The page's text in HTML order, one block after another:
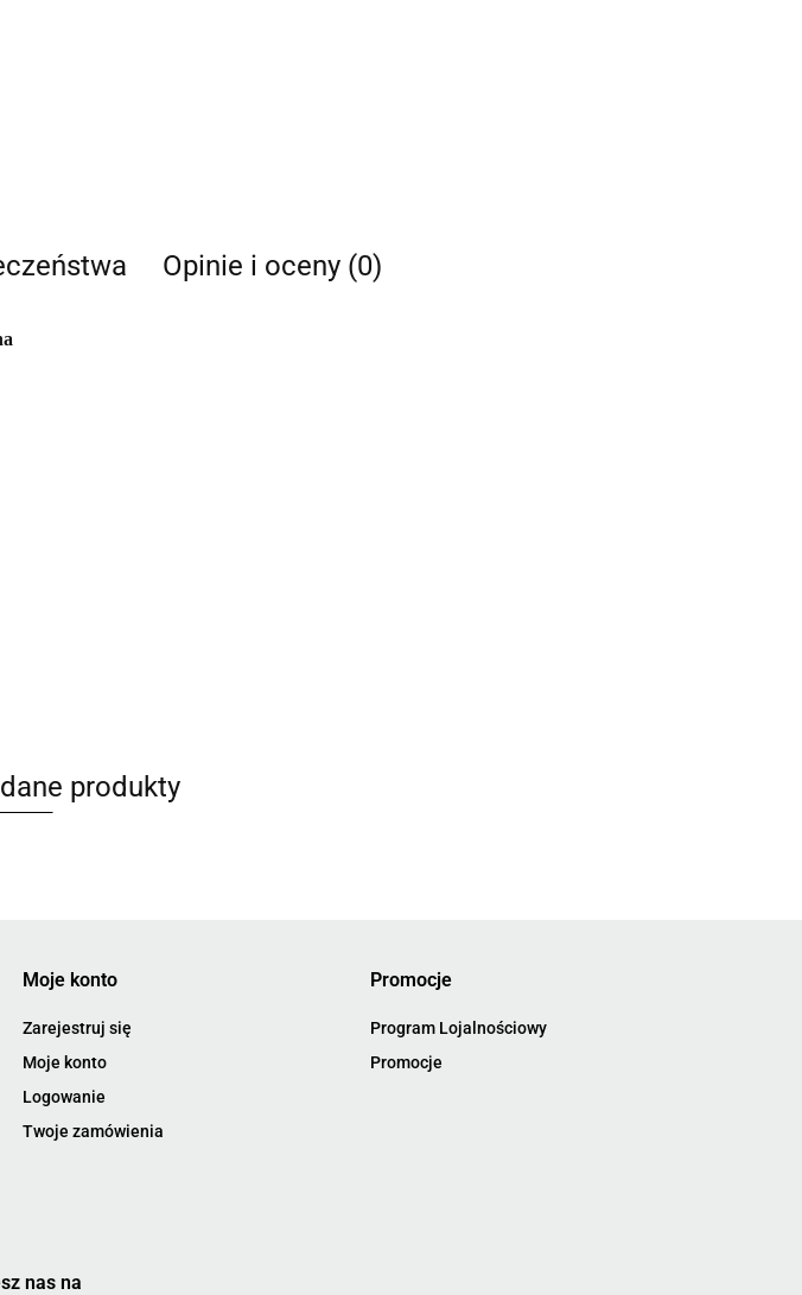
Opinie i oceny (0)
produkty
Moje konto
Zarejestruj się
Moje konto
Logowanie
Twoje zamówienia
Promocje
Program Lojalnościowy
Promocje
nas na